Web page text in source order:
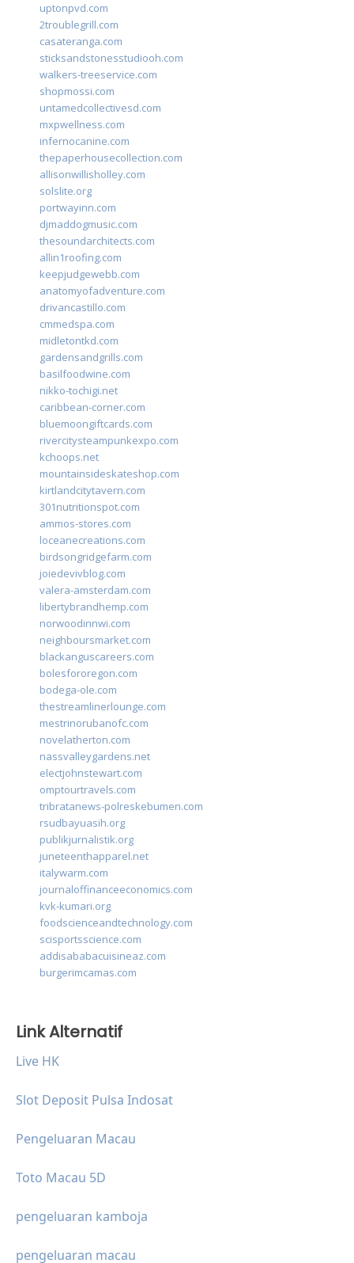
uptonpvd.com
2troublegrill.com
casateranga.com
sticksandstonesstudiooh.com
walkers-treeservice.com
shopmossi.com
untamedcollectivesd.com
mxpwellness.com
infernocanine.com
thepaperhousecollection.com
allisonwillisholley.com
solslite.org
portwayinn.com
djmaddogmusic.com
thesoundarchitects.com
allin1roofing.com
keepjudgewebb.com
anatomyofadventure.com
drivancastillo.com
cmmedspa.com
midletontkd.com
gardensandgrills.com
basilfoodwine.com
nikko-tochigi.net
caribbean-corner.com
bluemoongiftcards.com
rivercitysteampunkexpo.com
kchoops.net
mountainsideskateshop.com
kirtlandcitytavern.com
301nutritionspot.com
ammos-stores.com
loceanecreations.com
birdsongridgefarm.com
joiedevivblog.com
valera-amsterdam.com
libertybrandhemp.com
norwoodinnwi.com
neighboursmarket.com
blackanguscareers.com
bolesfororegon.com
bodega-ole.com
thestreamlinerlounge.com
mestrinorubanofc.com
novelatherton.com
nassvalleygardens.net
electjohnstewart.com
omptourtravels.com
tribratanews-polreskebumen.com
rsudbayuasih.org
publikjurnalistik.org
juneteenthapparel.net
italywarm.com
journaloffinanceeconomics.com
kvk-kumari.org
foodscienceandtechnology.com
scisportsscience.com
addisababacuisineaz.com
burgerimcamas.com
Link Alternatif
Live HK
Slot Deposit Pulsa Indosat
Pengeluaran Macau
Toto Macau 5D
pengeluaran kamboja
pengeluaran macau